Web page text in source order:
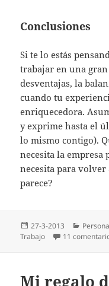
Conclusiones
Si te lo estás
trabajar en una gran
desventajas, la
cuando tu
enriquecedora.
y exprime hasta el
lo mismo contigo).
necesita la empresa
necesita para volver
parece?
Publicado
el
27-3-2013
Trabajo
11
Mi regalo